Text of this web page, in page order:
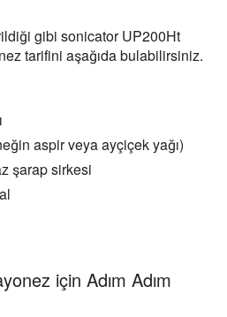
gibi sonicator UP200Ht
tarifini aşağıda bulabilirsiniz.
aspir veya ayçiçek yağı)
şarap sirkesi
için Adım Adım